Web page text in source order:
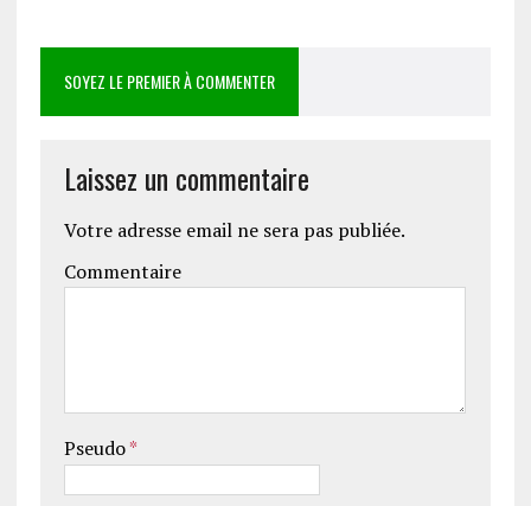
SOYEZ LE PREMIER À COMMENTER
Laissez un commentaire
Votre adresse email ne sera pas publiée.
Commentaire
Pseudo*